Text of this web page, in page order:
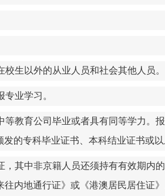
生以外的从业人员和社会其他人员。
业学习。
教育公司毕业或者具有同等学力。
的专科毕业证书、本科结业证书或以
其中非京籍人员还须持有有效期内
往内地通行证》或《港澳居民居住证